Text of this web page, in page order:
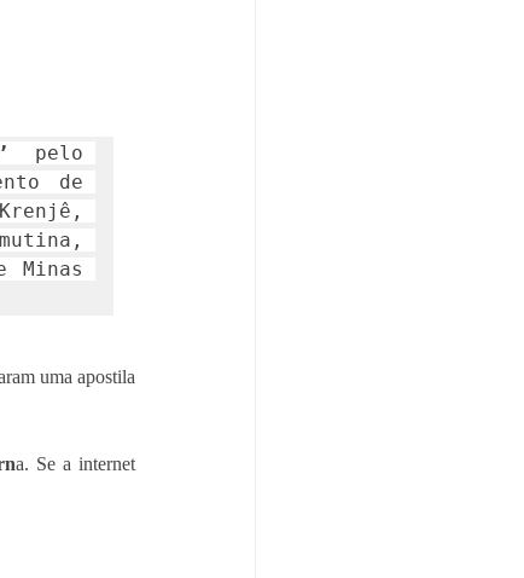
pelo
de
Minas
uma apostila
a. Se a internet